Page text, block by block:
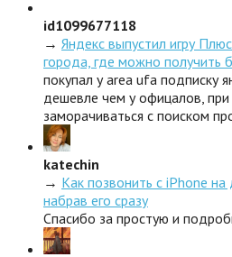
id1099677118
→ Яндекс выпустил игру
города, где можно получить
покупал у area ufa подписку
дешевле чем у офицалов,
заморачиваться с поиском
katechin
→ Как позвонить с iPhone
набрав его сразу
Спасибо за простую и